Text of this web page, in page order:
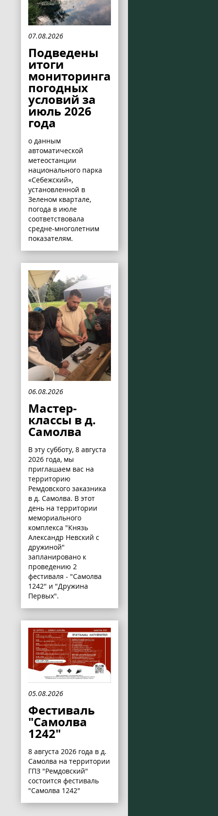
07.08.2026
Подведены
итоги
мониторинга
погодных
условий за
июль 2026
года
о данным
автоматической
метеостанции
национального парка
«Себежский»,
установленной в
Зеленом квартале,
погода в июле
соответствовала
средне-многолетним
показателям.
06.08.2026
Мастер-
классы в д.
Самолва
В эту субботу, 8 августа
2026 года, мы
приглашаем вас на
территорию
Ремдовского заказника
в д. Самолва. В этот
день на территории
мемориального
комплекса "Князь
Александр Невский с
дружиной"
запланировано к
проведению 2
фестиваля - "Самолва
1242" и "Дружина
Первых".
05.08.2026
Фестиваль
"Самолва
1242"
8 августа 2026 года в д.
Самолва на территории
ГПЗ "Ремдовский"
состоится фестиваль
"Самолва 1242"